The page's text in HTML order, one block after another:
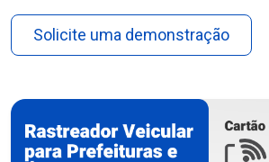
Solicite uma demonstração